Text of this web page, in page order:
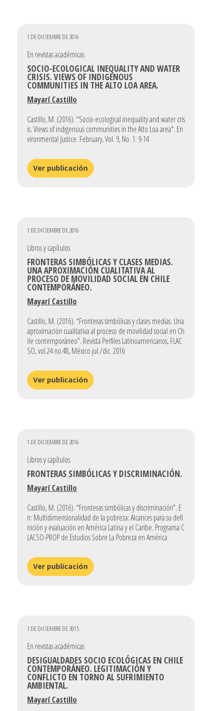
1 DE DICIEMBRE DE 2016
En revistas académicas
SOCIO-ECOLOGICAL INEQUALITY AND WATER
CRISIS. VIEWS OF INDIGENOUS
COMMUNITIES IN THE ALTO LOA AREA.
Mayarí Castillo
Castillo, M. (2016). “Socio-ecological inequality and water cris
is. Views of indigenous communities in the Alto Loa area". En
vironmental Justice. February, Vol. 9, No. 1: 9-14
Ver publicación
1 DE DICIEMBRE DE 2016
Libros y capítulos
FRONTERAS SIMBÓLICAS Y CLASES MEDIAS.
UNA APROXIMACIÓN CUALITATIVA AL
PROCESO DE MOVILIDAD SOCIAL EN CHILE
CONTEMPORÁNEO.
Mayarí Castillo
Castillo, M. (2016). “Fronteras simbólicas y clases medias. Una
aproximación cualitativa al proceso de movilidad social en Ch
ile contemporáneo”. Revista Perfiles Latinoamericanos, FLAC
SO, vol.24 no.48, México jul./dic. 2016
Ver publicación
1 DE DICIEMBRE DE 2016
Libros y capítulos
FRONTERAS SIMBÓLICAS Y DISCRIMINACIÓN.
Mayarí Castillo
Castillo, M. (2016). “Fronteras simbólicas y discriminación”. E
n: Multidimensionalidad de la pobreza: Alcances para su defi
nición y evaluación en América Latina y el Caribe. Programa C
LACSO-PROP de Estudios Sobre La Pobreza en América
Ver publicación
1 DE DICIEMBRE DE 2015
En revistas académicas
DESIGUALDADES SOCIO ECOLÓGICAS EN CHILE
CONTEMPORÁNEO. LEGITIMACIÓN Y
CONFLICTO EN TORNO AL SUFRIMIENTO
AMBIENTAL.
Mayarí Castillo